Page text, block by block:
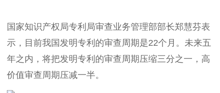
国家知识产权局专利局审查业务管理部部长郑慧芬表
示，目前我国发明专利的审查周期是22个月。未来五
年之内，将把发明专利的审查周期压缩三分之一，高
价值审查周期压减一半。